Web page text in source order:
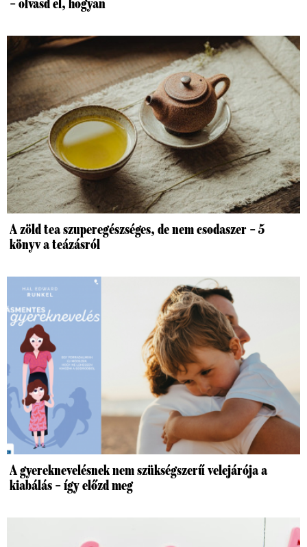
– olvasd el, hogyan
A zöld tea szuperegészséges, de nem csodaszer – 5
könyv a teázásról
A gyereknevelésnek nem szükségszerű velejárója a
kiabálás – így előzd meg